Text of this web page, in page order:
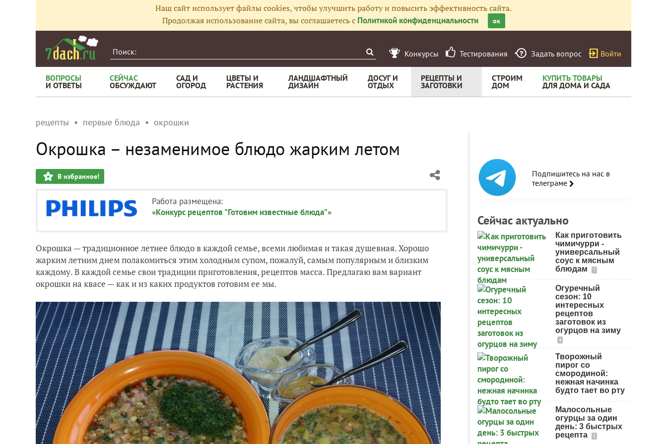
Наш сайт использует файлы cookies, чтобы улучшить работу и повысить эффективность сайта.
Продолжая использование сайта, вы соглашаетесь с Политикой конфиденциальности ок
Конкурсы Тестирования Задать вопрос Войти
ВОПРОСЫ
И ОТВЕТЫ
СЕЙЧАС
ОБСУЖДАЮТ
САД И
ОГОРОД
ЦВЕТЫ И
РАСТЕНИЯ
ЛАНДШАФТНЫЙ
ДИЗАЙН
ДОСУГ И
ОТДЫХ
РЕЦЕПТЫ И
ЗАГОТОВКИ
СТРОИМ
ДОМ
КУПИТЬ ТОВАРЫ
ДЛЯ ДОМА И САДА
рецепты первые блюда окрошки
Окрошка – незаменимое блюдо жарким летом
В избранное!
Работа размещена:
«Конкурс рецептов "Готовим известные блюда"»
Окрошка — традиционное летнее блюдо в каждой семье, всеми любимая и такая душевная. Хорошо
жарким летним днем полакомиться этим холодным супом, пожалуй, самым популярным и близким
каждому. В каждой семье свои традиции приготовления, рецептов масса. Предлагаю вам вариант
окрошки на квасе — как и из каких продуктов готовим ее мы.
Подпишитесь на нас в
телеграме
Сейчас актуально
Как приготовить
чимичурри -
универсальный
соус к мясным
блюдам
7
Огуречный
сезон: 10
интересных
рецептов
заготовок из
огурцов на зиму
4
Творожный
пирог со
смородиной:
нежная начинка
будто тает во рту
Малосольные
огурцы за один
день: 3 быстрых
рецепта
5